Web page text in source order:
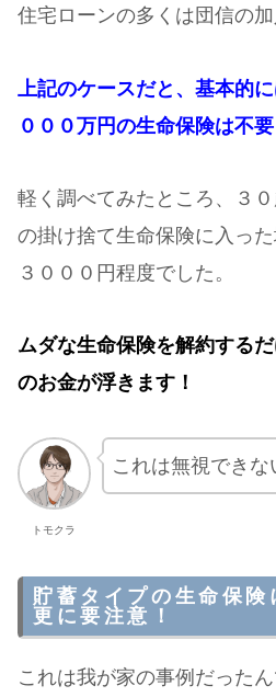
住宅ローンの多くは団信の加
上記のケースだと、基本的
０００万円の生命保険は不要
軽く調べてみたところ、３
の掛け捨て生命保険に入っ
３０００円程度でした。
ムダな生命保険を解約する
のお金が浮きます！
トモクラ
これは無視できな
貯蓄タイプの生命保険
更に要注意！
これは我が家の事例だったん